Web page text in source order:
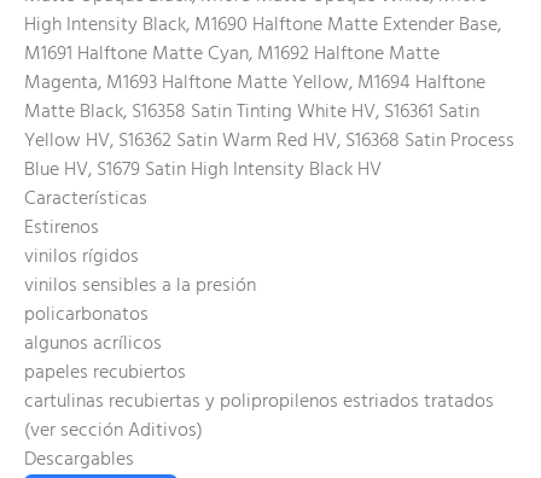
High Intensity Black, M1690 Halftone Matte Extender Base,
M1691 Halftone Matte Cyan, M1692 Halftone Matte
Magenta, M1693 Halftone Matte Yellow, M1694 Halftone
Matte Black, S16358 Satin Tinting White HV, S16361 Satin
Yellow HV, S16362 Satin Warm Red HV, S16368 Satin Process
Blue HV, S1679 Satin High Intensity Black HV
Características
Estirenos
vinilos rígidos
vinilos sensibles a la presión
policarbonatos
algunos acrílicos
papeles recubiertos
cartulinas recubiertas y polipropilenos estriados tratados
(ver sección Aditivos)
Descargables